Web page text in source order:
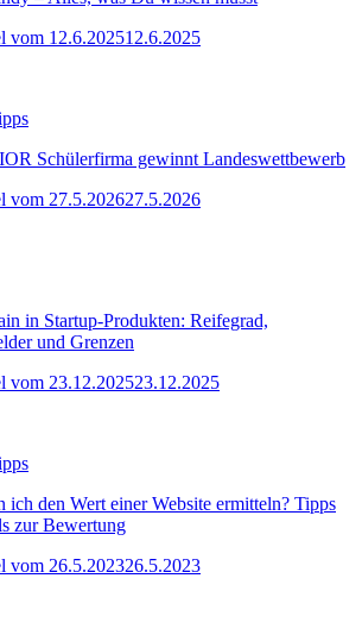
12.6.2025
Schülerfirma gewinnt Landeswettbewerb
27.5.2026
in Startup-Produkten: Reifegrad,
und Grenzen
23.12.2025
ich den Wert einer Website ermitteln? Tipps
zur Bewertung
26.5.2023